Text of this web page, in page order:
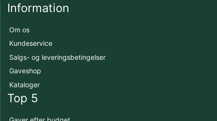
Information
Om os
Kundeservice
Salgs- og leveringsbetingelser
Gaveshop
Kataloger
Top 5